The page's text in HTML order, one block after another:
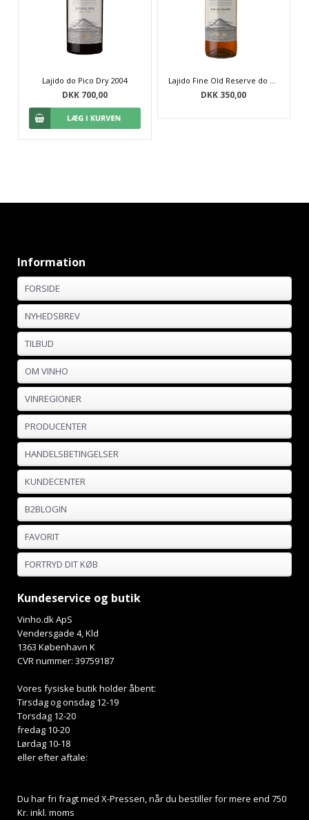
Lajido do Pico Dry 2004
DKK 700,00
Lajido Fine Old Reserve do Pico 2008 - 75 cl
DKK 350,00
Information
FORSIDE
NYHEDSBREV
TILBUD
OM VINHO
VINREGIONER
PRODUCENTER
HANDELSBETINGELSER
KUNDECENTER
B2BLOGIN
FAVORIT
FORTRYD DIT KØB
Kundeservice og butik
Vinho.dk ApS
Vendersgade 4, Kld
1363 København K
CVR nummer: 39759187
Vores fysiske butik holder åbent:
Tirsdag og onsdag 12-19
Torsdag 12-20
fredag 10-20
Lørdag 10-18
eller efter aftale:
Du har fri fragt med X-Pressen, når du bestiller for mere end 750
Kr. inkl. moms